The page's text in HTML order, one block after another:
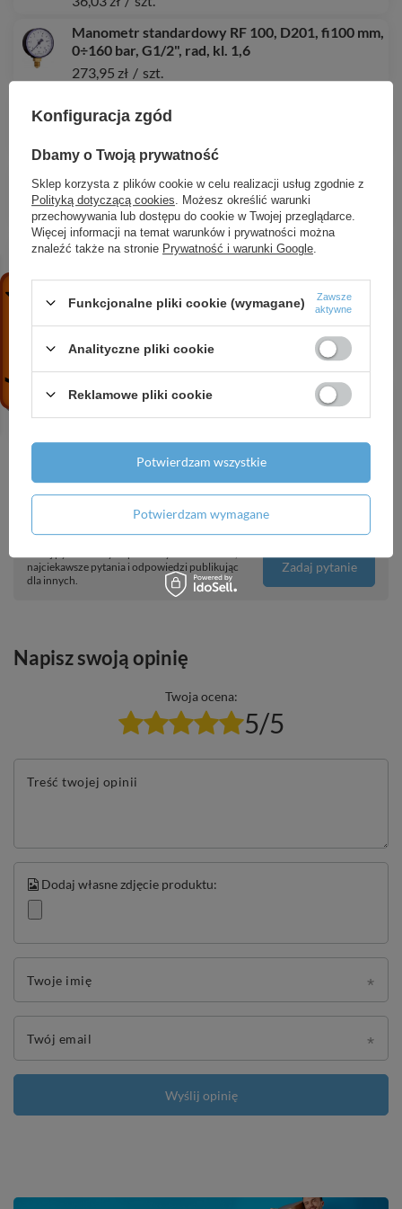
Manometr standardowy RF 100, D201, fi100 mm,
0÷160 bar, G1/2", rad, kl. 1,6
273,95 zł / szt.
0÷100 bar, G1/2", rad, kl. 1,6
Termistorowy czujnik wartości granicznej GWG
23-Ro, 700 mm, wtyczka żółta
390,06 zł / szt.
Armatura do napełniania i płukania instalacji AFC,
Manometr glicerynowy RF 80 Gly, D711, fi80 mm,
571,74 zł
szt.
Termometr bimetaliczny BiTh 80, fi80 mm,
Potrzebujesz pomocy? Masz pytania?
najciekawsze pytania i odpowiedzi publikując
dla innych.
Zadaj pytanie
Napisz swoją opinię
Twoja ocena:
5/5
Treść twojej opinii
Dodaj własne zdjęcie produktu:
Twoje imię
Twój email
Wyślij opinię
Konfiguracja zgód
Dbamy o Twoją prywatność
Sklep korzysta z plików cookie w celu realizacji usług zgodnie z
Polityką dotyczącą cookies . Możesz określić warunki
przechowywania lub dostępu do cookie w Twojej przeglądarce.
Więcej informacji na temat warunków i prywatności można
znaleźć także na stronie Prywatność i warunki Google
Funkcjonalne pliki cookie (wymagane)
Zawsze
aktywne
Analityczne pliki cookie
Reklamowe pliki cookie
Potwierdzam wymagane
Potwierdzam wszystkie